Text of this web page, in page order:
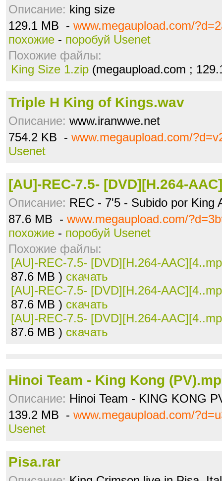
Описание: king size
129.1 MB - www.megaupload.com/
похожие - поробуй Usenet
Похожие файлы:
King Size 1.zip (megaupload.com ;
Triple H King of Kings.wav
Описание: www.iranwwe.net
754.2 KB - www.megaupload.com/
Usenet
[AU]-REC-7.5- [DVD][H.264-
Описание: REC - 7'5 - Subido por King
87.6 MB - www.megaupload.com/
похожие - поробуй Usenet
Похожие файлы:
[AU]-REC-7.5- [DVD][H.264-
87.6 MB ) скачать
[AU]-REC-7.5- [DVD][H.264-
87.6 MB ) скачать
[AU]-REC-7.5- [DVD][H.264-
87.6 MB ) скачать
Hinoi Team - King Kong
Описание: Hinoi Team - KING KONG
139.2 MB - www.megaupload.com/
Usenet
Pisa.rar